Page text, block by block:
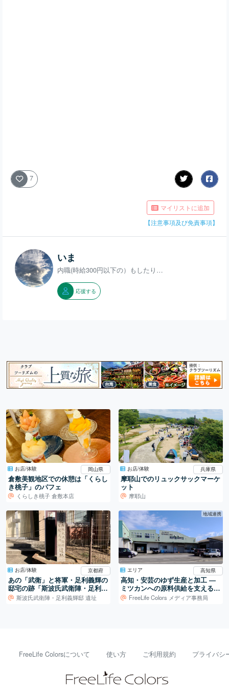
7
マイリストに追加
【注意事項及び免責事項】
いま
内職(時給300円以下の）もしたり…
応援する
お店/体験 岡山県
倉敷美観地区での休憩は「くらし
き桃子」のパフェ
くらしき桃子 倉敷本店
お店/体験 兵庫県
摩耶山でのリュックサックマーケ
ット
摩耶山
お店/体験 京都府
あの「武衛」と将軍・足利義輝の
邸宅の跡「斯波氏武衛陣・足利義
輝邸 遺址」
斯波氏武衛陣・足利義輝邸 遺址
地域連携
エリア 高知県
高知・安芸のゆず生産と加工 ―
ミツカンへの原料供給を支える仕
組みFreeLife Colors メディア事務局
FreeLife Colorsについて 使い方 ご利用規約 プライバシ